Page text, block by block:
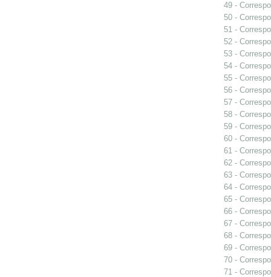
49 -
50 -
51 -
52 -
53 -
54 -
55 -
56 -
57 -
58 -
59 -
60 -
61 -
62 -
63 -
64 -
65 -
66 -
67 -
68 -
69 -
70 -
71 -